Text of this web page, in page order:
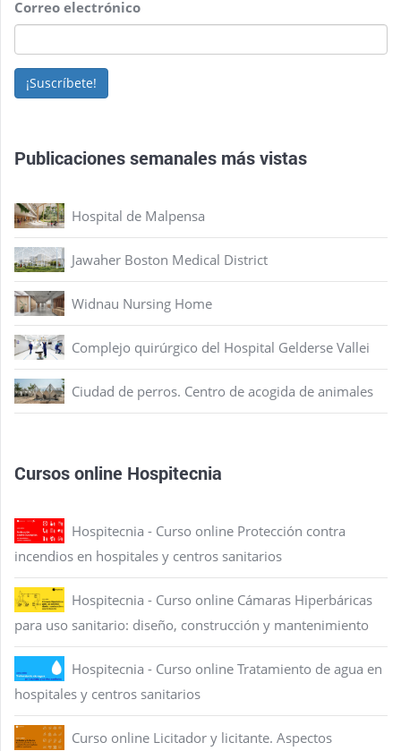
Correo electrónico
¡Suscríbete!
Publicaciones semanales más vistas
Hospital de Malpensa
Jawaher Boston Medical District
Widnau Nursing Home
Complejo quirúrgico del Hospital Gelderse Vallei
Ciudad de perros. Centro de acogida de animales
Cursos online Hospitecnia
Hospitecnia - Curso online Protección contra
incendios en hospitales y centros sanitarios
Hospitecnia - Curso online Cámaras Hiperbáricas
para uso sanitario: diseño, construcción y mantenimiento
Hospitecnia - Curso online Tratamiento de agua en
hospitales y centros sanitarios
Curso online Licitador y licitante. Aspectos